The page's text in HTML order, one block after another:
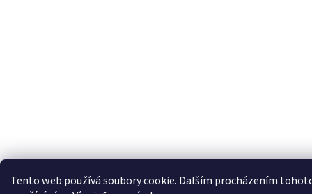
Tento web používá soubory cookie. Dalším procházením